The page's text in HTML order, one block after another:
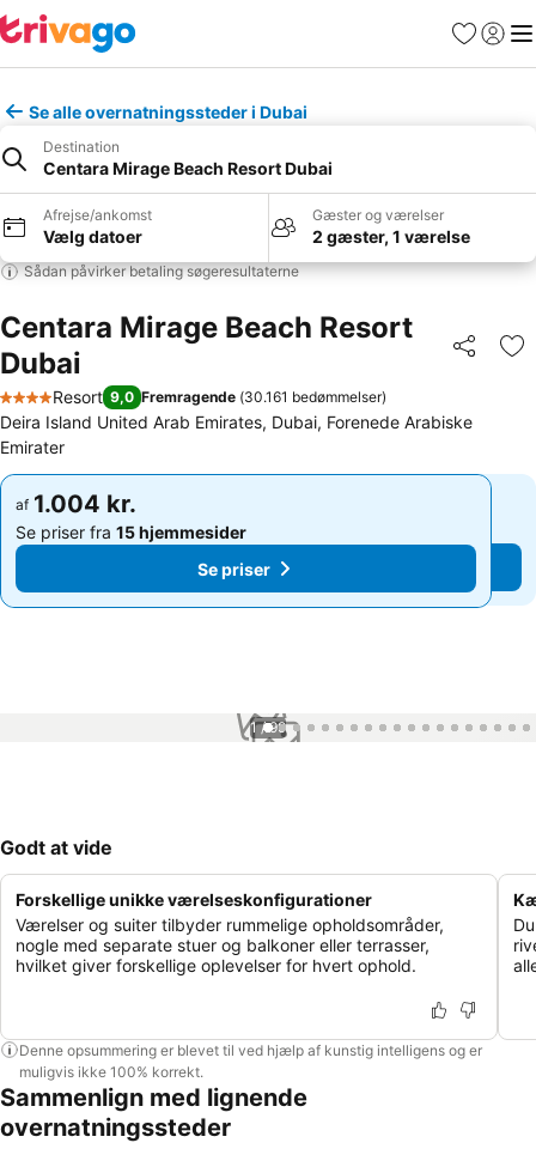
Favoritter
Log ind
Se alle overnatningssteder i Dubai
Destination
Centara Mirage Beach Resort Dubai
Afrejse/ankomst
Vælg datoer
Gæster og værelser
2 gæster, 1 værelse
Sådan påvirker betaling søgeresultaterne
Centara Mirage Beach Resort
Dubai
Del
4 Stjerner
Resort 9,0 Fremragende (30.161 bedømmelser)
Deira Island United Arab Emirates, Dubai, Forenede Arabiske
Emirater
af 1.004 kr.
Se priser fra 15 hjemmesider
Se priser
af 1.004 kr.
Se priser fra 15 hjemmesider
Se priser
1 / 99
Godt at vide
Forskellige unikke værelseskonfigurationer
Værelser og suiter tilbyder rummelige opholdsområder,
nogle med separate stuer og balkoner eller terrasser,
hvilket giver forskellige oplevelser for hvert ophold.
Denne opsummering er blevet til ved hjælp af kunstig intelligens og er
muligvis ikke 100% korrekt.
Sammenlign med lignende
overnatningssteder